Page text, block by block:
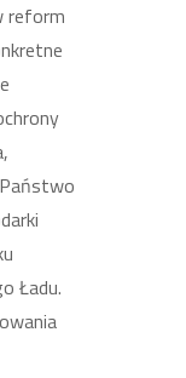
reform
Ładu.